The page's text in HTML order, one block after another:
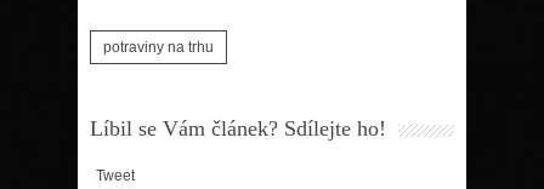
potraviny na trhu
Líbil se Vám článek? Sdílejte ho!
Tweet